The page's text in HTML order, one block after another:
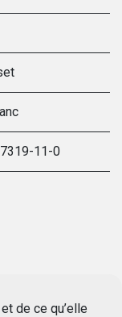
11-0
de ce qu’elle